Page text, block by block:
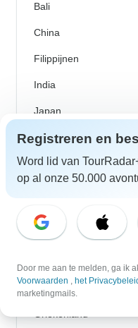
Bali
China
Filippijnen
India
Japan
Nieuw-Zeeland
Sri Lanka
Tanzania
Vietnam
Donau riviercruises
Registreren en
Word lid van
op al onze 50.000
Door me aan te melden, ga ik
Voorwaarden , het
marketingmails.